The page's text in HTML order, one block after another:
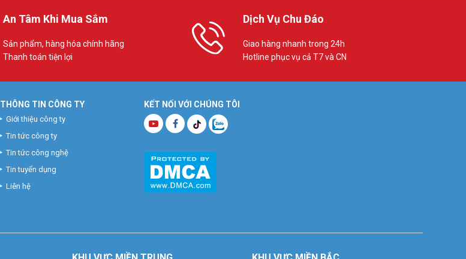
An Tâm Khi Mua Sắm
Sản phẩm, hàng hóa chính hãng
Thanh toán tiện lợi
Dịch Vụ Chu Đáo
Giao hàng nhanh trong 24h
Hotline phục vụ cả T7 và CN
KẾT NỐI VỚI CHÚNG TÔI
THÔNG TIN CÔNG TY
Giới thiệu công ty
Tin tức công ty
Tin tức công nghệ
Tin tuyển dụng
Liên hệ